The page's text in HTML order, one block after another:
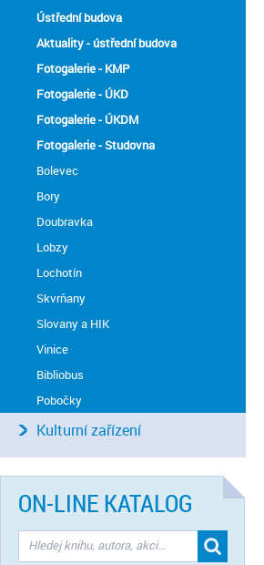
Ústřední budova
Aktuality - ústřední budova
Fotogalerie - KMP
Fotogalerie - ÚKD
Fotogalerie - ÚKDM
Fotogalerie - Studovna
Bolevec
Bory
Doubravka
Lobzy
Lochotín
Skvrňany
Slovany a HIK
Vinice
Bibliobus
Pobočky
Kulturní zařízení
ON-LINE KATALOG